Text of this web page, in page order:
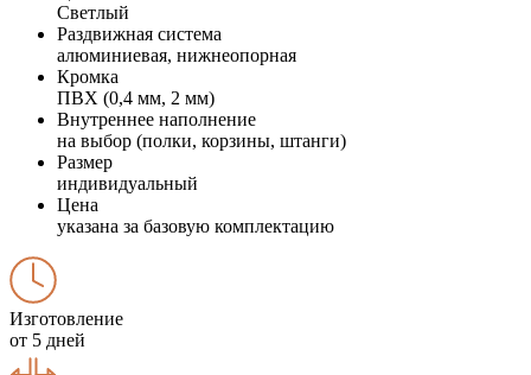
Светлый
Раздвижная система
алюминиевая, нижнеопорная
Кромка
ПВХ (0,4 мм, 2 мм)
Внутреннее наполнение
на выбор (полки, корзины, штанги)
Размер
индивидуальный
Цена
указана за базовую комплектацию
Изготовление
от 5 дней